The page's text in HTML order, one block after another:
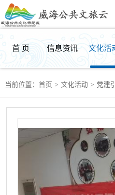
首 页 信息资讯 文化活
群众反馈
当前位置： 首页 > 文化活动 > 党建